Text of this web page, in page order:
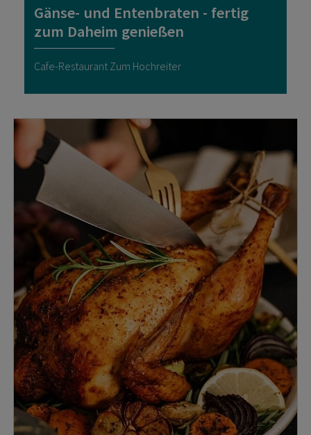
Gänse- und Entenbraten - fertig
zum Daheim genießen
Cafe-Restaurant Zum Hochreiter